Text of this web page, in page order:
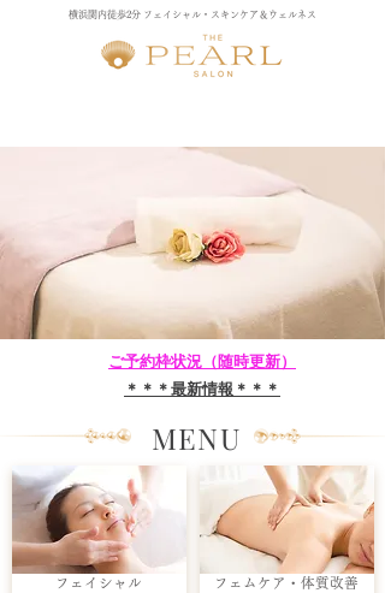
横浜関内徒歩2分 フェイシャル・スキンケア＆ウェルネス
​ご予約枠状況（随時更新）​
​＊＊＊最新情報＊＊＊​​
MENU
フェイシャル フェムケア・体質改善